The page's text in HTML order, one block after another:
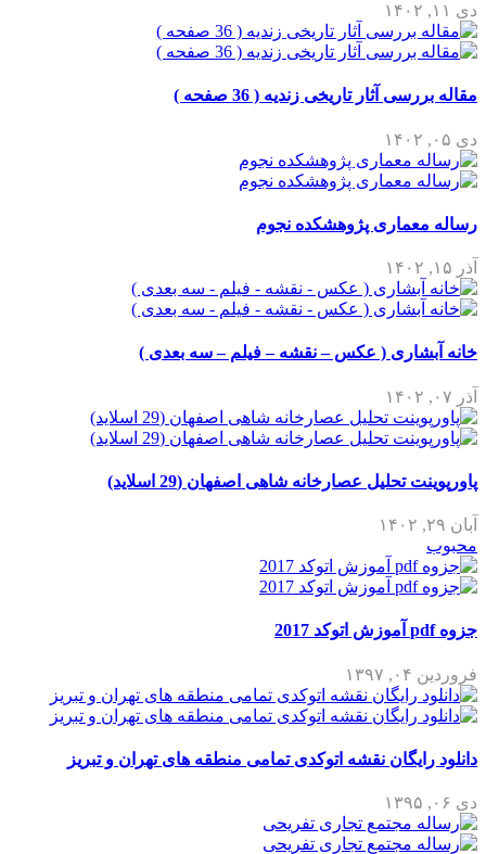
دی ۱۱, ۱۴۰۲
مقاله بررسی آثار تاریخی زندیه ( 36 صفحه )
دی ۰۵, ۱۴۰۲
رساله معماری پژوهشکده نجوم
آذر ۱۵, ۱۴۰۲
خانه آبشاری ( عکس – نقشه – فیلم – سه بعدی )
آذر ۰۷, ۱۴۰۲
پاورپوینت تحلیل عصارخانه شاهی اصفهان (29 اسلاید)
آبان ۲۹, ۱۴۰۲
محبوب
جزوه pdf آموزش اتوکد 2017
فروردین ۰۴, ۱۳۹۷
دانلود رایگان نقشه اتوکدی تمامی منطقه های تهران و تبریز
دی ۰۶, ۱۳۹۵